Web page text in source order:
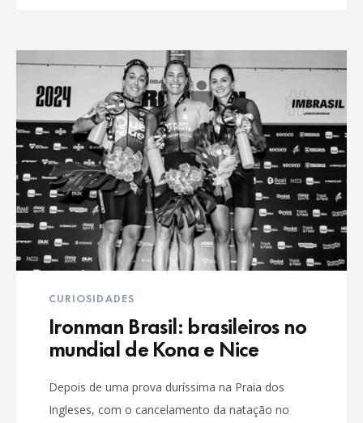
CURIOSIDADES
Ironman Brasil: brasileiros no
mundial de Kona e Nice
Depois de uma prova duríssima na Praia dos
Ingleses, com o cancelamento da natação no